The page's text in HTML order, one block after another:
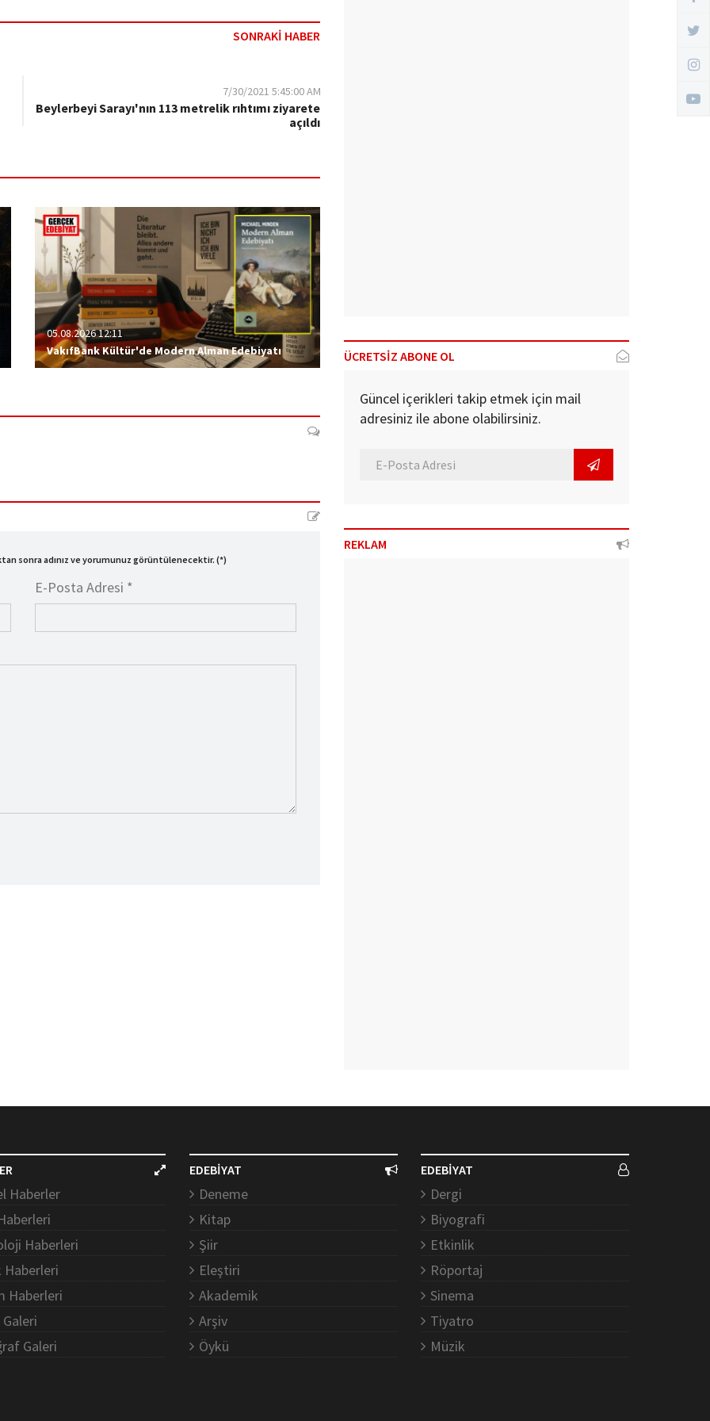
SONRAKİ HABER
7/30/2021 5:45:00 AM
Beylerbeyi Sarayı'nın 113 metrelik rıhtımı ziyarete
açıldı
05.08.2026 12:11
VakıfBank Kültür'de Modern Alman Edebiyatı
sonra adınız ve yorumunuz görüntülenecektir. (*)
E-Posta Adresi *
ÜCRETSİZ ABONE OL
Güncel içerikleri takip etmek için mail
adresiniz ile abone olabilirsiniz.
REKLAM
Haberler
Haberleri
Haberleri
Haberleri
Galeri
EDEBİYAT
Deneme
Kitap
Şiir
Eleştiri
Akademik
Arşiv
Öykü
EDEBİYAT
Dergi
Biyografi
Etkinlik
Röportaj
Sinema
Tiyatro
Müzik